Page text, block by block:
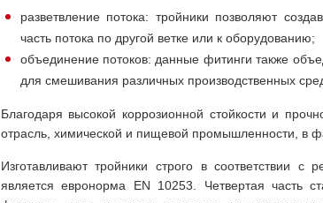
разветвление потока: тройники позволяют
часть потока по другой ветке или к оборудованию;
объединение потоков: данные фитинги также
для смешивания различных производственных
Благодаря высокой коррозионной стойкости и
отрасль, химической и пищевой промышленности, в
Изготавливают тройники строго в соответствии
является евронорма EN 10253. Четвертая часть